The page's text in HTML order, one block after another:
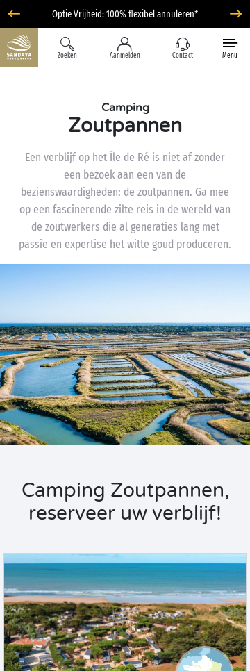
Optie Vrijheid: 100% flexibel annuleren*
Zoeken Aanmelden Contact Menu
Camping
Zoutpannen
Een verblijf op het Île de Ré is niet af zonder
een bezoek aan een van de
bezienswaardigheden: de zoutpannen. Ga mee
op een fascinerende zilte reis in de wereld van
de zoutwerkers die al generaties lang met
passie en expertise het witte goud produceren.
Camping Zoutpannen,
reserveer uw verblijf!